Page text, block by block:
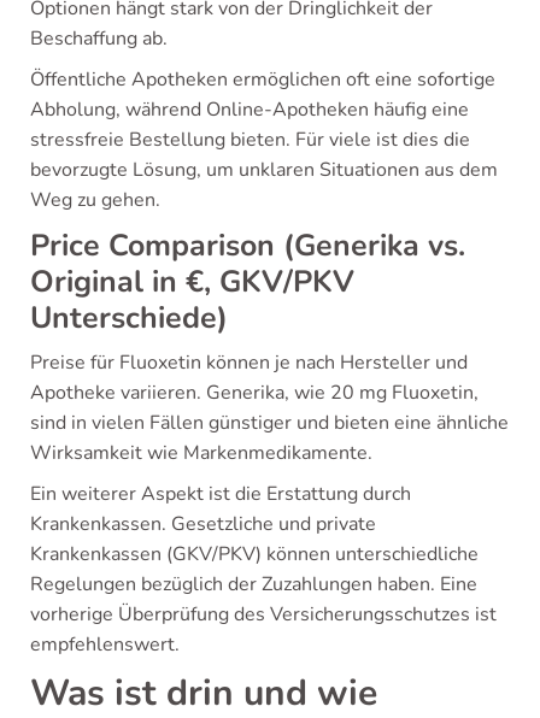
Optionen hängt stark von der Dringlichkeit der
Beschaffung ab.
Öffentliche Apotheken ermöglichen oft eine sofortige
Abholung, während Online-Apotheken häufig eine
stressfreie Bestellung bieten. Für viele ist dies die
bevorzugte Lösung, um unklaren Situationen aus dem
Weg zu gehen.
Price Comparison (Generika vs.
Original in €, GKV/PKV
Unterschiede)
Preise für Fluoxetin können je nach Hersteller und
Apotheke variieren. Generika, wie 20 mg Fluoxetin,
sind in vielen Fällen günstiger und bieten eine ähnliche
Wirksamkeit wie Markenmedikamente.
Ein weiterer Aspekt ist die Erstattung durch
Krankenkassen. Gesetzliche und private
Krankenkassen (GKV/PKV) können unterschiedliche
Regelungen bezüglich der Zuzahlungen haben. Eine
vorherige Überprüfung des Versicherungsschutzes ist
empfehlenswert.
Was ist drin und wie